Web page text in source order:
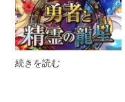
続きを読む